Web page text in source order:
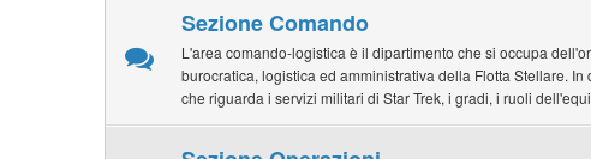
Sezione Comando
L'area comando-logistica è il dipartimento che si occupa
burocratica, logistica ed amministrativa della Flotta Stellare.
che riguarda i servizi militari di Star Trek, i gradi, i ruoli